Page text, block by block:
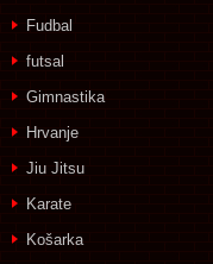
Fudbal
futsal
Gimnastika
Hrvanje
Jiu Jitsu
Karate
Košarka